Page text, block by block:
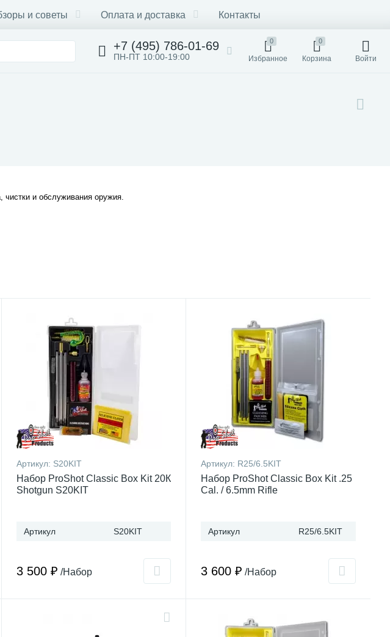
и советы Оплата и доставка Контакты
+7 (495) 786-01-69
ПН-ПТ 10:00-19:00
0
Избранное
0
Корзина Войти
чистки и обслуживания оружия.
Артикул: S20KIT
Набор ProShot Classic Box Kit 20К
Shotgun S20KIT
Артикул S20KIT
3 500 ₽ /Набор
Артикул: R25/6.5KIT
Набор ProShot Classic Box Kit .25
Cal. / 6.5mm Rifle
Артикул R25/6.5KIT
3 600 ₽ /Набор